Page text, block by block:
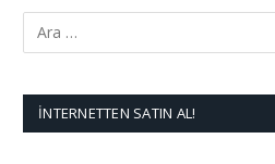
İNTERNETTEN SATIN AL!